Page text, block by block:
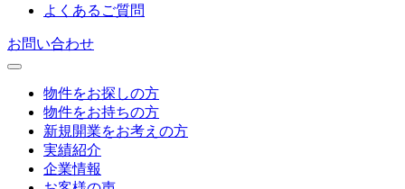
よくあるご質問
お問い合わせ
物件をお探しの方
物件をお持ちの方
新規開業をお考えの方
実績紹介
企業情報